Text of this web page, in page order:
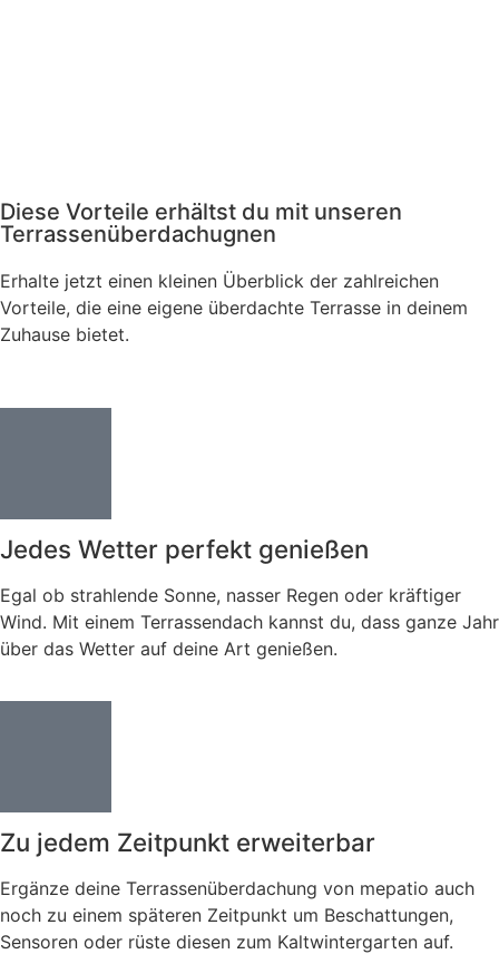
Diese Vorteile erhältst du mit unseren
Terrassenüberdachugnen
Erhalte jetzt einen kleinen Überblick der zahlreichen
Vorteile, die eine eigene überdachte Terrasse in deinem
Zuhause bietet.
Jedes Wetter perfekt genießen
Egal ob strahlende Sonne, nasser Regen oder kräftiger
Wind. Mit einem Terrassendach kannst du, dass ganze Jahr
über das Wetter auf deine Art genießen.
Zu jedem Zeitpunkt erweiterbar
Ergänze deine Terrassenüberdachung von mepatio auch
noch zu einem späteren Zeitpunkt um Beschattungen,
Sensoren oder rüste diesen zum Kaltwintergarten auf.